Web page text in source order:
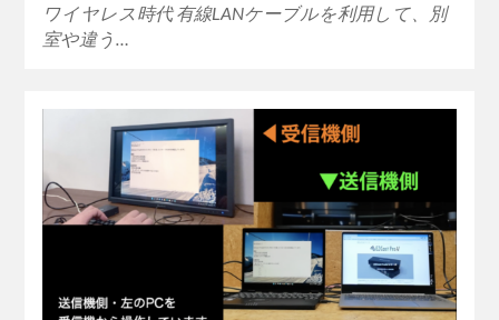
ワイヤレス時代 有線LANケーブルを利用して、別
室や違う…